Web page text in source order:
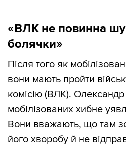
«ВЛК не повинна
болячки»
Після того як
вони мають пройти
комісію (ВЛК).
мобілізованих хибне
Вони вважають, що там
його хворобу й не